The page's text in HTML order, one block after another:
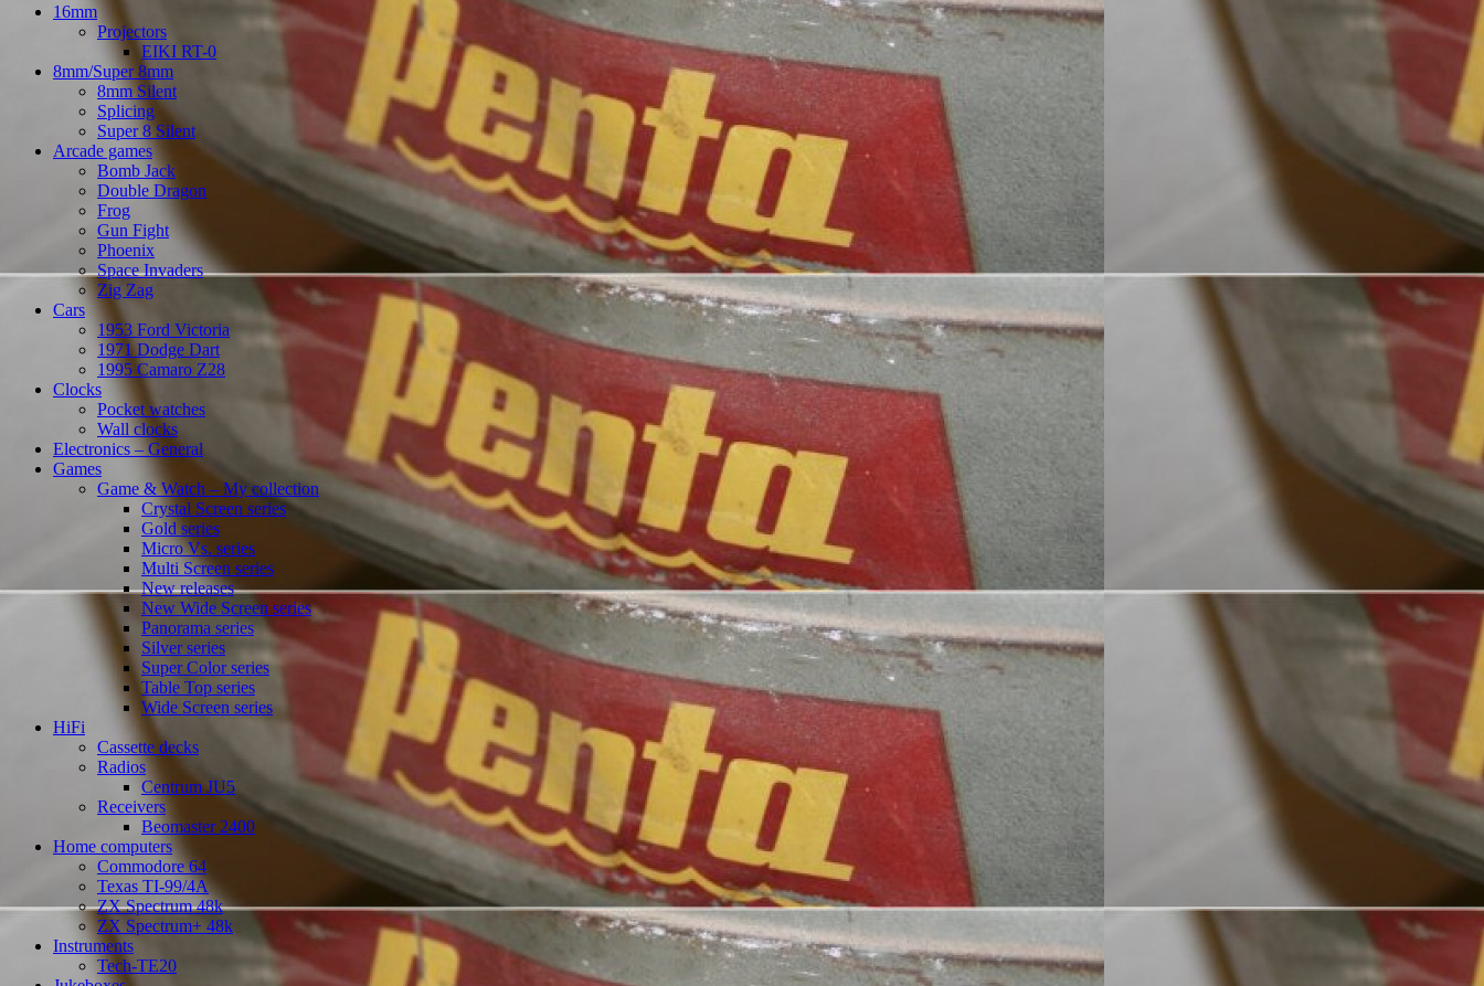
16mm
Projectors
EIKI RT-0
8mm/Super 8mm
8mm Silent
Splicing
Super 8 Silent
Arcade games
Bomb Jack
Double Dragon
Frog
Gun Fight
Phoenix
Space Invaders
Zig Zag
Cars
1953 Ford Victoria
1971 Dodge Dart
1995 Camaro Z28
Clocks
Pocket watches
Wall clocks
Electronics – General
Games
Game & Watch – My collection
Crystal Screen series
Gold series
Micro Vs. series
Multi Screen series
New releases
New Wide Screen series
Panorama series
Silver series
Super Color series
Table Top series
Wide Screen series
HiFi
Cassette decks
Radios
Centrum JU5
Receivers
Beomaster 2400
Home computers
Commodore 64
Texas TI-99/4A
ZX Spectrum 48k
ZX Spectrum+ 48k
Instruments
Tech-TE20